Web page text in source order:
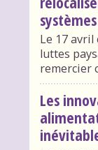
Le 17
luttes
remercier
Les